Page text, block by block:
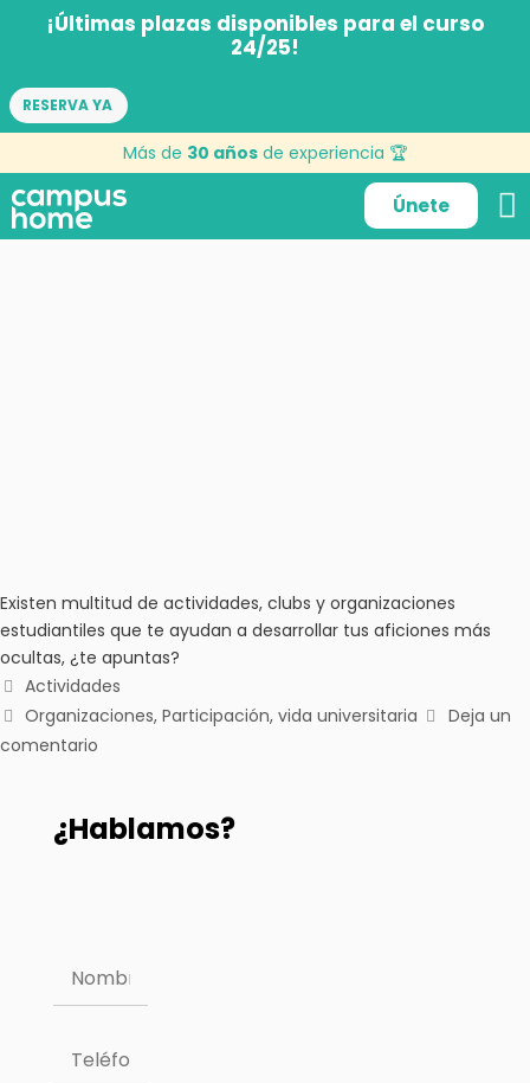
¡Últimas plazas disponibles para el curso
24/25!
RESERVA YA
Más de 30 años de experiencia 🏆
Únete
Participación
24 de agosto de 2023
Existen multitud de actividades, clubs y organizaciones
estudiantiles que te ayudan a desarrollar tus aficiones más
ocultas, ¿te apuntas?
Actividades
Organizaciones,Participación,vida universitaria
Deja un
comentario
¿Hablamos?